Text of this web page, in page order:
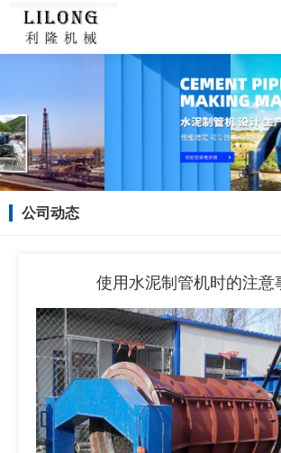
公司动态
使用水泥制管机时的注意